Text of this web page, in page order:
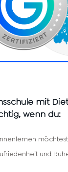
mit
wenn du:
möchtest
und